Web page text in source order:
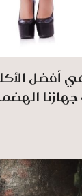
أفضل
جهازنا